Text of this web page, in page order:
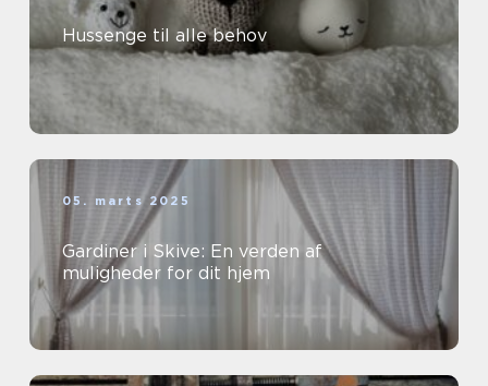
Hussenge til alle behov
05. marts 2025
Gardiner i Skive: En verden af
muligheder for dit hjem